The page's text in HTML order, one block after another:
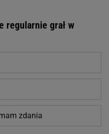
regularnie grał w
zdania